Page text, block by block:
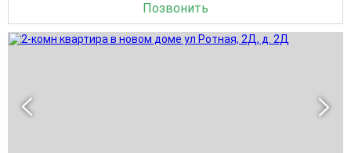
Позвонить